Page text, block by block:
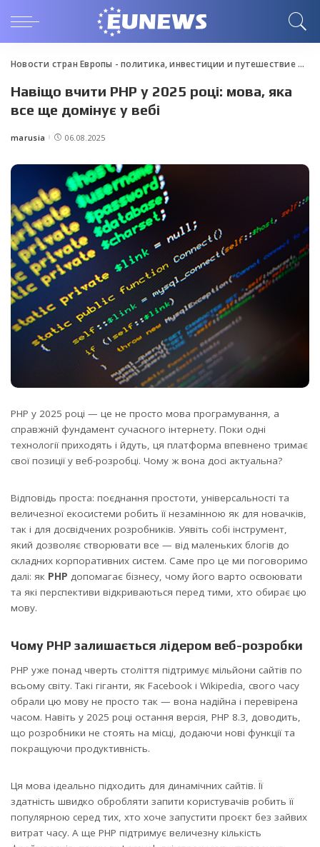
Новости стран Европы - политика, инвестиции и путешествие>
Навіщо вчити PHP у 2025 році: мова, яка
все ще домінує у вебі
Posted
marusia 06.08.2025
PHP у 2025 році — це не просто мова програмування, а
справжній фундамент сучасного інтернету. Поки одні
технології приходять і йдуть, ця платформа впевнено тримає
свої позиції у веб-розробці. Чому ж вона досі актуальна?
Відповідь проста: поєднання простоти, універсальності та
величезної екосистеми робить її незамінною як для новачків,
так і для досвідчених розробників. Уявіть собі інструмент,
який дозволяє створювати все — від маленьких блогів до
складних корпоративних систем. Саме про це ми поговоримо
далі: як PHP допомагає бізнесу, чому його варто освоювати
та які перспективи відкриваються перед тими, хто обирає цю
мову.
Чому PHP залишається лідером веб-розробки
PHP уже понад чверть століття підтримує мільйони сайтів по
всьому світу. Такі гіганти, як Facebook і Wikipedia, свого часу
обрали цю мову не просто так — вона надійна і перевірена
часом. Навіть у 2025 році остання версія, PHP 8.3, доводить,
що розробники не стоять на місці, додаючи нові функції та
покращуючи продуктивність.
Ця мова ідеально підходить для динамічних сайтів. Її
здатність швидко обробляти запити користувачів робить її
популярною серед тих, хто хоче запустити проєкт без зайвих
витрат часу. А ще PHP підтримує величезну кількість